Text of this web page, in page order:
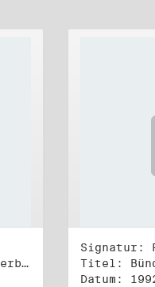
Titel: Bündnis 90, Landesverband Berlin (1)
Signatur:
Datum: